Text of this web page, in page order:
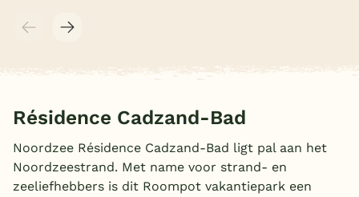
Résidence Cadzand-Bad
Noordzee Résidence Cadzand-Bad ligt pal aan het
Noordzeestrand. Met name voor strand- en
zeeliefhebbers is dit Roompot vakantiepark een